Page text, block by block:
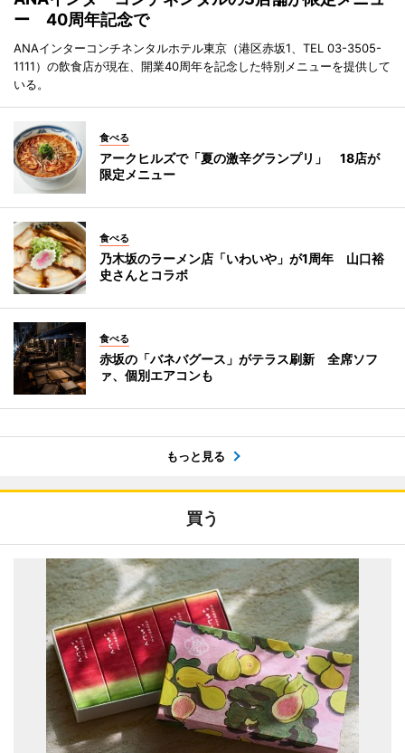
ー 40周年記念で
ANAインターコンチネンタルホテル東京（港区赤坂1、TEL 03-3505-
1111）の飲食店が現在、開業40周年を記念した特別メニューを提供して
いる。
食べる
アークヒルズで「夏の激辛グランプリ」 18店が
限定メニュー
食べる
乃木坂のラーメン店「いわいや」が1周年 山口裕
史さんとコラボ
食べる
赤坂の「バネバグース」がテラス刷新 全席ソフ
ァ、個別エアコンも
もっと見る
買う